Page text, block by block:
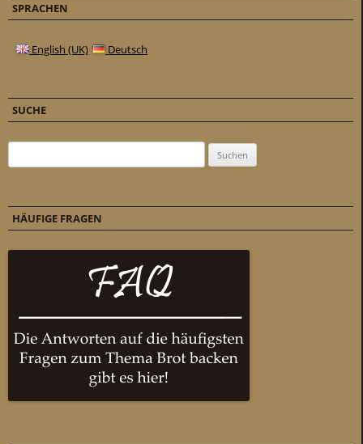
SPRACHEN
English (UK) Deutsch
SUCHE
HÄUFIGE FRAGEN